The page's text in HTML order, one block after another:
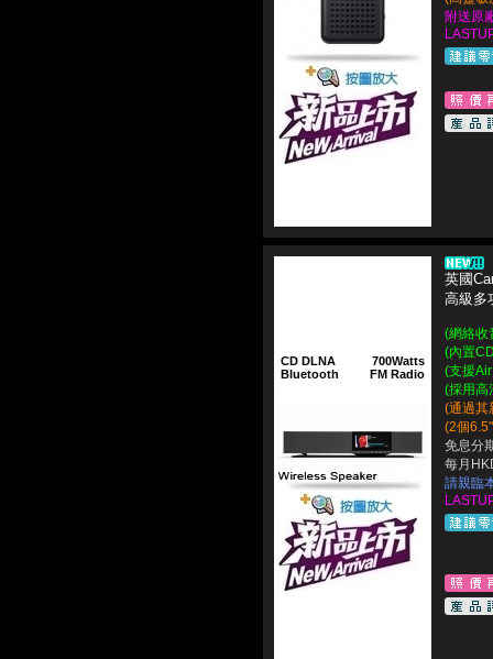
附送原
CD DLNA
Bluetooth
700Watts
FM Radio
英國
高級多
(網絡收
(內置
(支援
(採用高
(通過其
(2個
免息分
每月
請親臨